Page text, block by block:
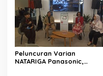
Peluncuran Varian
NATARIGA Panasonic,